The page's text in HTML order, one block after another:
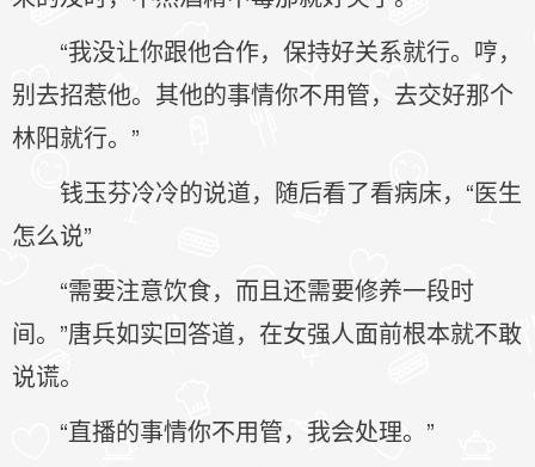
“我没让你跟他合作，保持好关系就行。哼，
别去招惹他。其他的事情你不用管，去交好那个
林阳就行。”
钱玉芬冷冷的说道，随后看了看病床，“医生
怎么说”
“需要注意饮食，而且还需要修养一段时
间。”唐兵如实回答道，在女强人面前根本就不敢
说谎。
“直播的事情你不用管，我会处理。”